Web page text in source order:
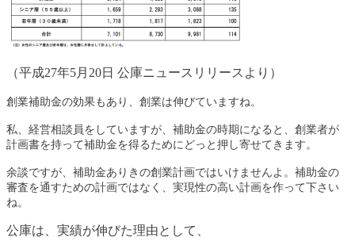
（平成27年5月20日 公庫ニュースリリースより）
創業補助金の効果もあり、創業は伸びていますね。
私、経営相談員をしていますが、補助金の時期になると、創業者が
計画書を持って補助金を得るためにどっと押し寄せてきます。
余談ですが、補助金ありきの創業計画ではいけませんよ。補助金の
審査を通すための計画ではなく、実現性の高い計画を作って下さい
ね。
公庫は、実績が伸びた理由として、